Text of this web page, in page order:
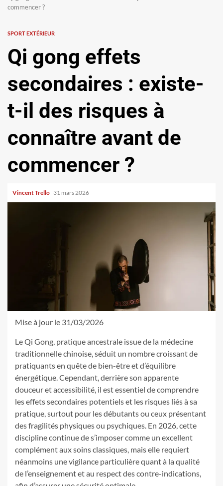
commencer ?
SPORT EXTÉRIEUR
Qi gong effets
secondaires : existe-
t-il des risques à
connaître avant de
commencer ?
Vincent Trello 31 mars 2026
Mise à jour le 31/03/2026
Le Qi Gong, pratique ancestrale issue de la médecine
traditionnelle chinoise, séduit un nombre croissant de
pratiquants en quête de bien-être et d’équilibre
énergétique. Cependant, derrière son apparente
douceur et accessibilité, il est essentiel de comprendre
les effets secondaires potentiels et les risques liés à sa
pratique, surtout pour les débutants ou ceux présentant
des fragilités physiques ou psychiques. En 2026, cette
discipline continue de s’imposer comme un excellent
complément aux soins classiques, mais elle requiert
néanmoins une vigilance particulière quant à la qualité
de l’enseignement et au respect des contre-indications,